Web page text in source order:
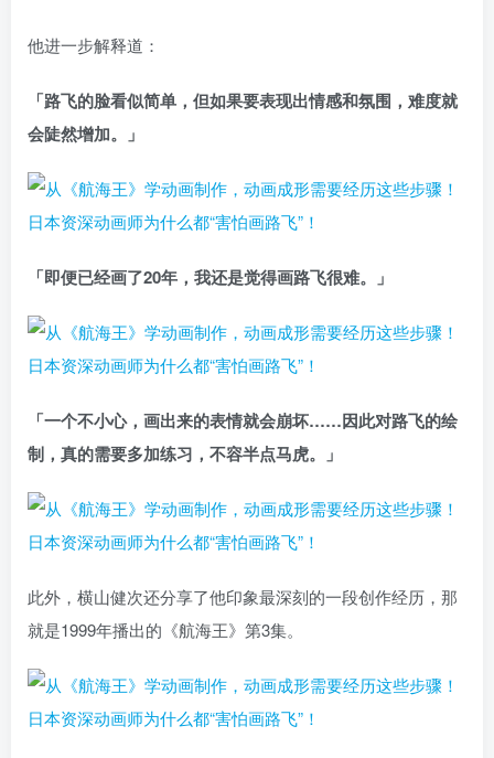
他进一步解释道：
「路飞的脸看似简单，但如果要表现出情感和氛围，难度就
会陡然增加。」
「即便已经画了20年，我还是觉得画路飞很难。」
「一个不小心，画出来的表情就会崩坏……因此对路飞的绘
制，真的需要多加练习，不容半点马虎。」
此外，横山健次还分享了他印象最深刻的一段创作经历，那
就是1999年播出的《航海王》第3集。